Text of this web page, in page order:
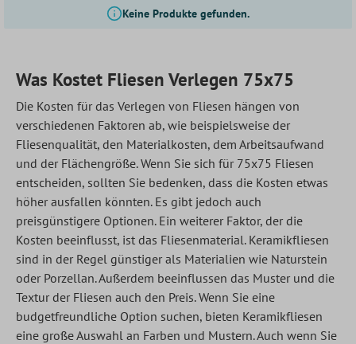
Keine Produkte gefunden.
Was Kostet Fliesen Verlegen 75x75
Die Kosten für das Verlegen von Fliesen hängen von
verschiedenen Faktoren ab, wie beispielsweise der
Fliesenqualität, den Materialkosten, dem Arbeitsaufwand
und der Flächengröße. Wenn Sie sich für 75x75 Fliesen
entscheiden, sollten Sie bedenken, dass die Kosten etwas
höher ausfallen könnten. Es gibt jedoch auch
preisgünstigere Optionen. Ein weiterer Faktor, der die
Kosten beeinflusst, ist das Fliesenmaterial. Keramikfliesen
sind in der Regel günstiger als Materialien wie Naturstein
oder Porzellan. Außerdem beeinflussen das Muster und die
Textur der Fliesen auch den Preis. Wenn Sie eine
budgetfreundliche Option suchen, bieten Keramikfliesen
eine große Auswahl an Farben und Mustern. Auch wenn Sie